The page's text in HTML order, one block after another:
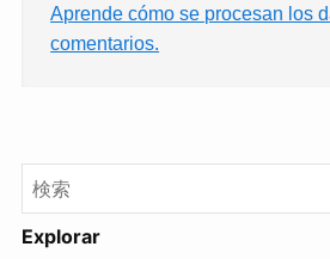
Aprende cómo se procesan los
comentarios.
Explorar